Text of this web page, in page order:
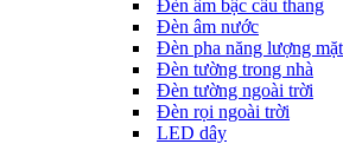
Đèn âm bậc cầu thang
Đèn âm nước
Đèn pha năng lượng
Đèn tường trong nhà
Đèn tường ngoài trời
Đèn rọi ngoài trời
LED dây